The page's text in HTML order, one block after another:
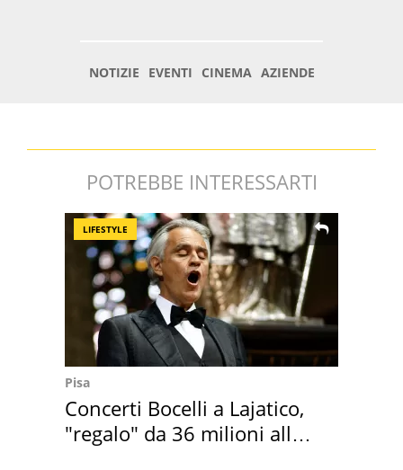
POTREBBE INTERESSARTI
LIFESTYLE
Pisa
Concerti Bocelli a Lajatico,
"regalo" da 36 milioni alla